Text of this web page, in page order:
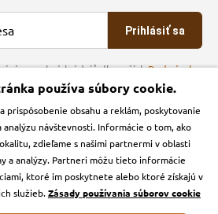
údajov
a Google Analytics
Prihlásiť sa
osobních údajů dle našichPodmínek
sieťach
používa súbory cookie.
prispôsobenie obsahu a reklám, poskytovanie
návštevnosti. Informácie o tom, ako
zdieľame s našimi partnermi v oblasti
a analýzy. Partneri môžu tieto informácie
ktoré im poskytnete alebo ktoré získajú v
služieb.Zásady používania súborov cookie